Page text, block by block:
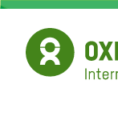
Aller
contenu
principal